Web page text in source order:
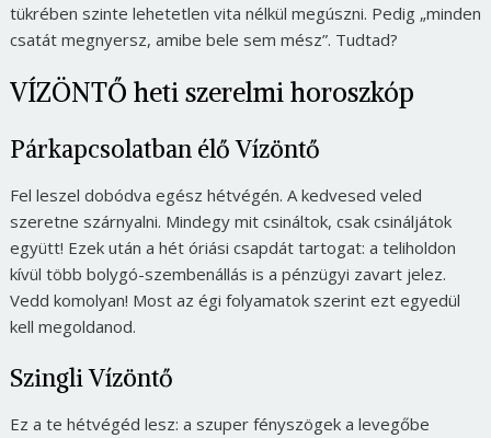
tükrében szinte lehetetlen vita nélkül megúszni. Pedig „minden
csatát megnyersz, amibe bele sem mész”. Tudtad?
VÍZÖNTŐ heti szerelmi horoszkóp
Párkapcsolatban élő Vízöntő
Fel leszel dobódva egész hétvégén. A kedvesed veled
szeretne szárnyalni. Mindegy mit csináltok, csak csináljátok
együtt! Ezek után a hét óriási csapdát tartogat: a teliholdon
kívül több bolygó-szembenállás is a pénzügyi zavart jelez.
Vedd komolyan! Most az égi folyamatok szerint ezt egyedül
kell megoldanod.
Szingli Vízöntő
Ez a te hétvégéd lesz: a szuper fényszögek a levegőbe